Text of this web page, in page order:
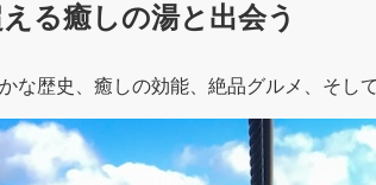
る癒しの湯と出会う
な歴史、癒しの効能、絶品グルメ、そし